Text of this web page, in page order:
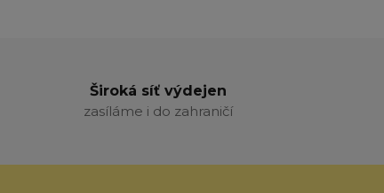
Široká síť výdejen
zasíláme i do zahraničí